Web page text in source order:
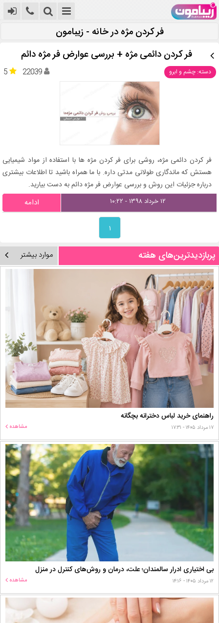
فر کردن مژه در خانه - زیبامون
فر کردن دائمی مژه + بررسی عوارض فر مژه دائم
دسته: چشم و ابرو 5 22039
فر کردن دائمی مژه، روشی برای فر کردن مژه ها با استفاده از مواد شیمیایی
هستش که ماندگاری طولانی مدتی داره. با ما همراه باشید تا اطلاعات بیشتری
درباره جزئیات این روش و بررسی عوارض فر مژه دائم به دست بیارید.
۱۲ خرداد ۱۳۹۸ - ۱۰:۲۲ ادامه
۱
پربازدیدترین‌های هفته موارد بیشتر
راهنمای خرید لباس دخترانه بچگانه
۱۷ مرداد ۱۴۰۵ - ۱۷:۳۱ مشاهده
بی اختیاری ادرار سالمندان؛ علت، درمان و روش‌های کنترل در منزل
۱۲ مرداد ۱۴۰۵ - ۱۴:۱۶ مشاهده